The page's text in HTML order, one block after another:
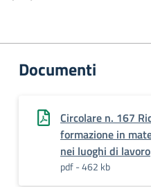
Documenti
Circolare n. 167
formazione in
nei luoghi di lavoro
pdf - 462 kb